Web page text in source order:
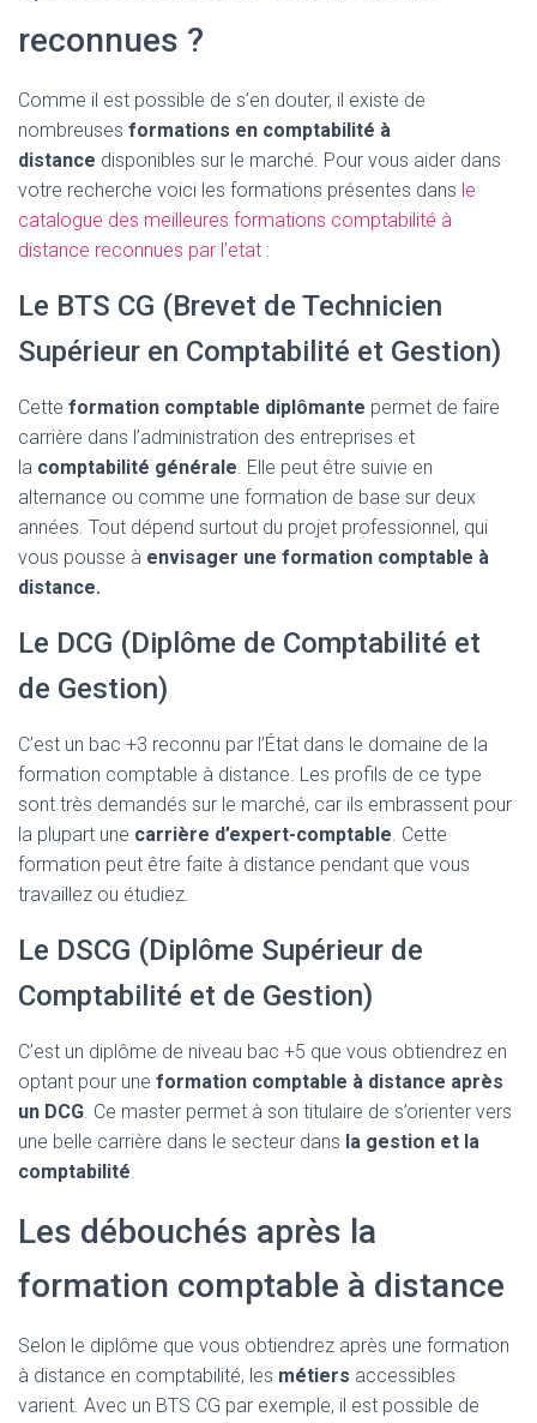
reconnues ?
Comme il est possible de s’en douter, il existe de
nombreuses formations en comptabilité à
distance disponibles sur le marché. Pour vous aider dans
votre recherche voici les formations présentes dans le
catalogue des meilleures formations comptabilité à
distance reconnues par l’etat :
Le BTS CG (Brevet de Technicien
Supérieur en Comptabilité et Gestion)
Cette formation comptable diplômante permet de faire
carrière dans l’administration des entreprises et
la comptabilité générale. Elle peut être suivie en
alternance ou comme une formation de base sur deux
années. Tout dépend surtout du projet professionnel, qui
vous pousse à envisager une formation comptable à
distance.
Le DCG (Diplôme de Comptabilité et
de Gestion)
C’est un bac +3 reconnu par l’État dans le domaine de la
formation comptable à distance. Les profils de ce type
sont très demandés sur le marché, car ils embrassent pour
la plupart une carrière d’expert-comptable. Cette
formation peut être faite à distance pendant que vous
travaillez ou étudiez.
Le DSCG (Diplôme Supérieur de
Comptabilité et de Gestion)
C’est un diplôme de niveau bac +5 que vous obtiendrez en
optant pour une formation comptable à distance après
un DCG. Ce master permet à son titulaire de s’orienter vers
une belle carrière dans le secteur dans la gestion et la
comptabilité.
Les débouchés après la
formation comptable à distance
Selon le diplôme que vous obtiendrez après une formation
à distance en comptabilité, les métiers accessibles
varient. Avec un BTS CG par exemple, il est possible de